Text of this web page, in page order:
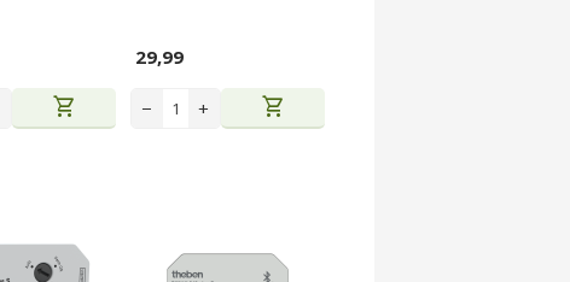
shopping_cart
29,99
− + shopping_cart